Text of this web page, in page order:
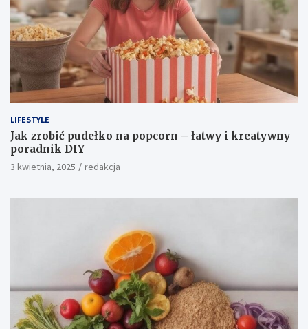
LIFESTYLE
Jak zrobić pudełko na popcorn – łatwy i kreatywny
poradnik DIY
3 kwietnia, 2025 redakcja